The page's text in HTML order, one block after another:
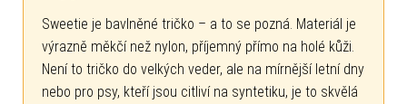
Sweetie je bavlněné tričko – a to se pozná. Materiál je
výrazně měkčí než nylon, příjemný přímo na holé kůži.
Není to tričko do velkých veder, ale na mírnější letní dny
nebo pro psy, kteří jsou citliví na syntetiku, je to skvělá